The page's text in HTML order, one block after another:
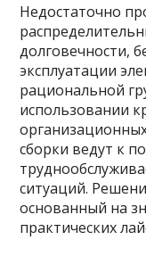
Недостаточно
долговечности,
эксплуатации
рациональной
использовании
сборки ведут к
ситуаций.
основанный на
практических